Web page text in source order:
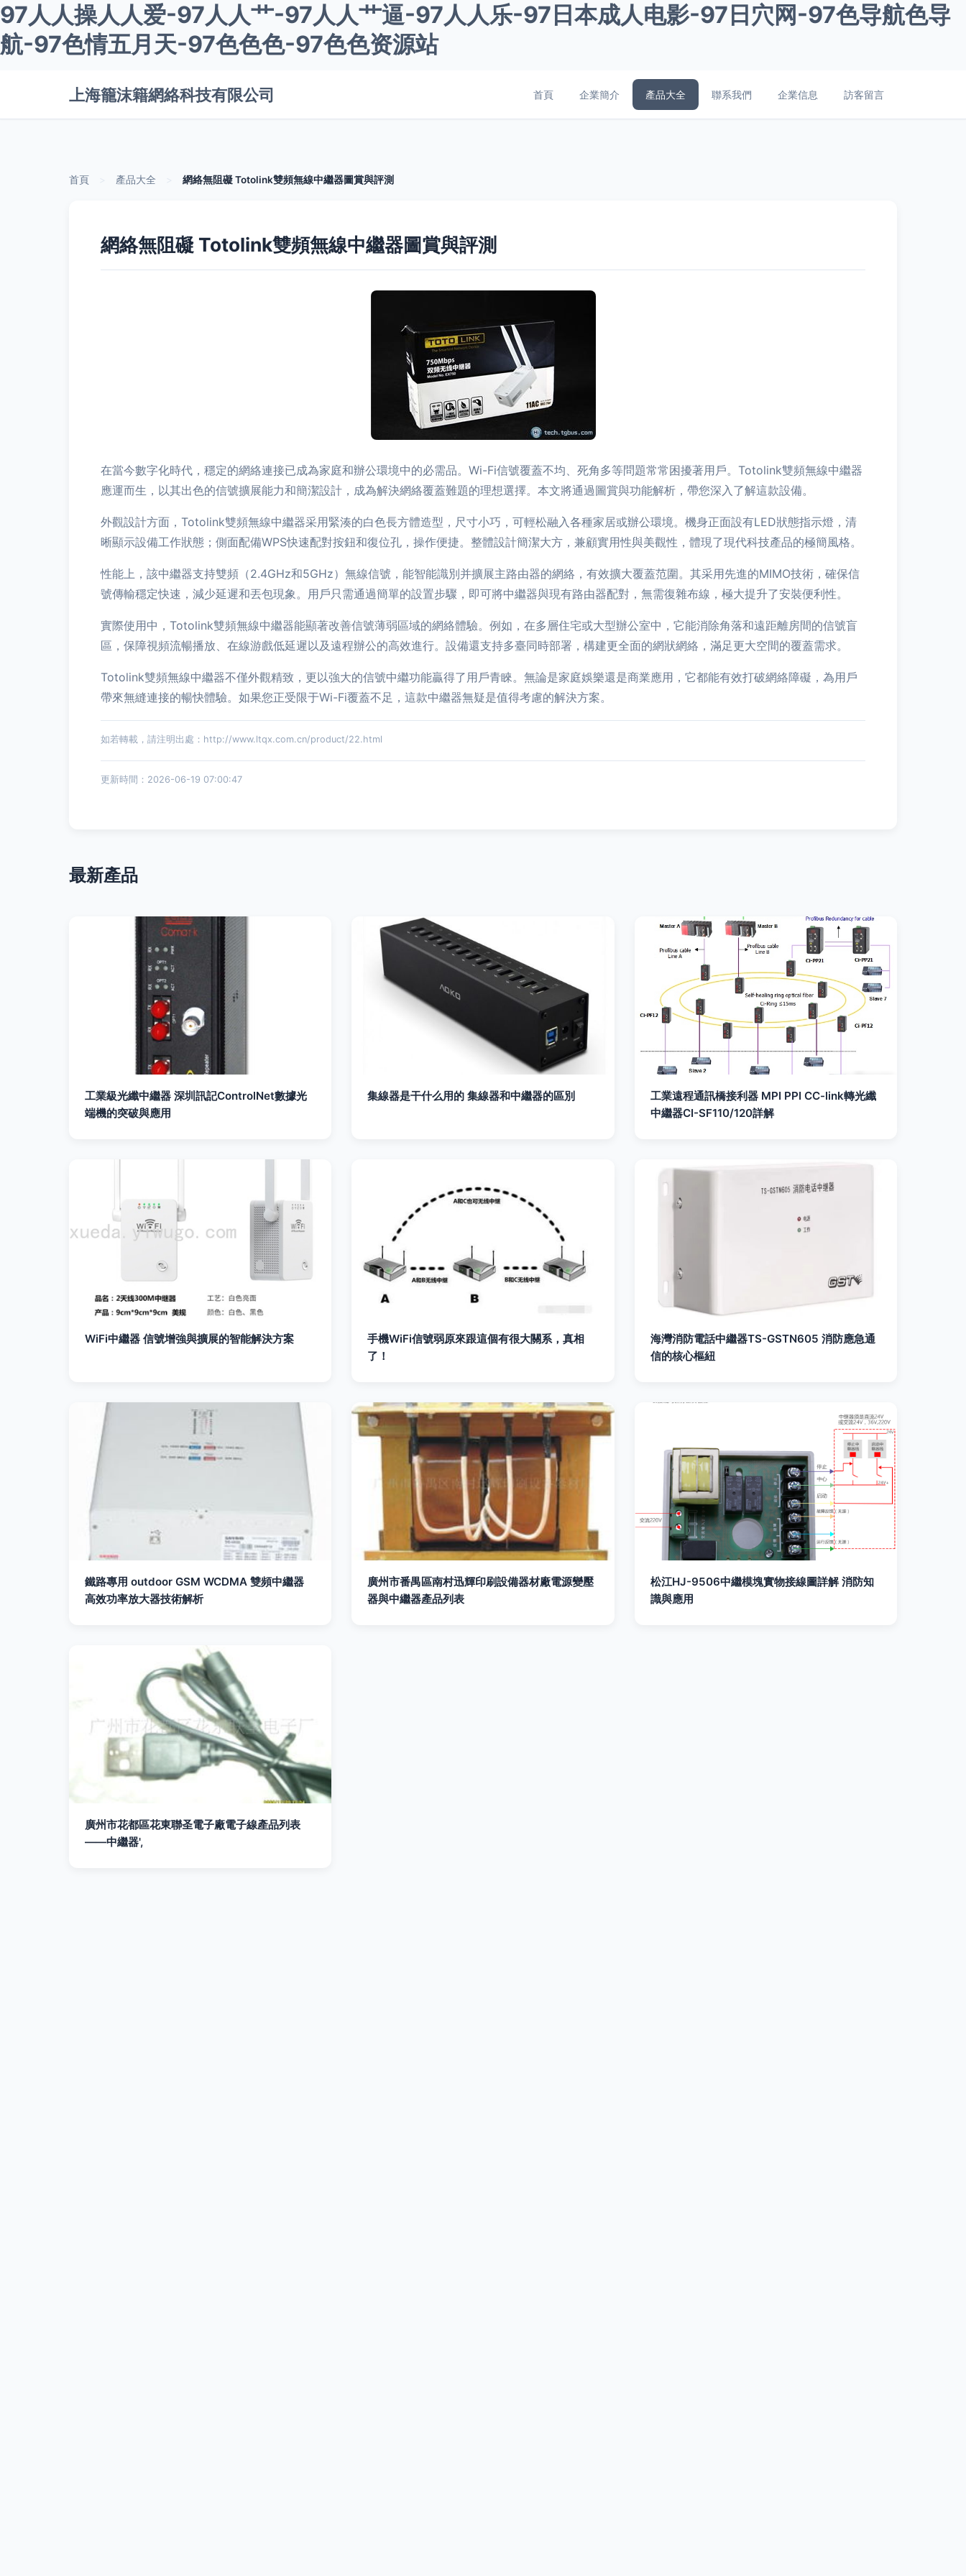
97人人操人人爱-97人人艹-97人人艹逼-97人人乐-97日本成人电影-97日穴网-97色导航色导
航-97色情五月天-97色色色-97色色资源站
上海籠沫籍網絡科技有限公司 首頁 企業簡介 產品大全 聯系我們 企業信息 訪客留言
首頁 產品大全 網絡無阻礙 Totolink雙頻無線中繼器圖賞與評測
網絡無阻礙 Totolink雙頻無線中繼器圖賞與評測
在當今數字化時代，穩定的網絡連接已成為家庭和辦公環境中的必需品。Wi-Fi信號覆蓋不均、死角多等問題常常困擾著用戶。Totolink雙頻無線中繼器
應運而生，以其出色的信號擴展能力和簡潔設計，成為解決網絡覆蓋難題的理想選擇。本文將通過圖賞與功能解析，帶您深入了解這款設備。
外觀設計方面，Totolink雙頻無線中繼器采用緊湊的白色長方體造型，尺寸小巧，可輕松融入各種家居或辦公環境。機身正面設有LED狀態指示燈，清
晰顯示設備工作狀態；側面配備WPS快速配對按鈕和復位孔，操作便捷。整體設計簡潔大方，兼顧實用性與美觀性，體現了現代科技產品的極簡風格。
性能上，該中繼器支持雙頻（2.4GHz和5GHz）無線信號，能智能識別并擴展主路由器的網絡，有效擴大覆蓋范圍。其采用先進的MIMO技術，確保信
號傳輸穩定快速，減少延遲和丟包現象。用戶只需通過簡單的設置步驟，即可將中繼器與現有路由器配對，無需復雜布線，極大提升了安裝便利性。
實際使用中，Totolink雙頻無線中繼器能顯著改善信號薄弱區域的網絡體驗。例如，在多層住宅或大型辦公室中，它能消除角落和遠距離房間的信號盲
區，保障視頻流暢播放、在線游戲低延遲以及遠程辦公的高效進行。設備還支持多臺同時部署，構建更全面的網狀網絡，滿足更大空間的覆蓋需求。
Totolink雙頻無線中繼器不僅外觀精致，更以強大的信號中繼功能贏得了用戶青睞。無論是家庭娛樂還是商業應用，它都能有效打破網絡障礙，為用戶
帶來無縫連接的暢快體驗。如果您正受限于Wi-Fi覆蓋不足，這款中繼器無疑是值得考慮的解決方案。
如若轉載，請注明出處：http://www.ltqx.com.cn/product/22.html
更新時間：2026-06-19 07:00:47
最新產品
工業級光纖中繼器 深圳訊記ControlNet數據光
端機的突破與應用
集線器是干什么用的 集線器和中繼器的區別
工業遠程通訊橋接利器 MPI PPI CC-link轉光纖
中繼器CI-SF110/120詳解
WiFi中繼器 信號增強與擴展的智能解決方案
手機WiFi信號弱原來跟這個有很大關系，真相
了！
海灣消防電話中繼器TS-GSTN605 消防應急通
信的核心樞紐
鐵路專用 outdoor GSM WCDMA 雙頻中繼器
高效功率放大器技術解析
廣州市番禺區南村迅輝印刷設備器材廠電源變壓
器與中繼器產品列表
松江HJ-9506中繼模塊實物接線圖詳解 消防知
識與應用
廣州市花都區花東聯圣電子廠電子線產品列表
——中繼器',